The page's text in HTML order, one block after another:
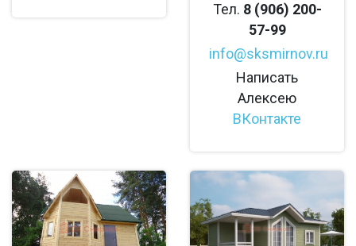
Тел. 8 (906) 200-
57-99
info@sksmirnov.ru
Написать
Алексею
ВКонтакте